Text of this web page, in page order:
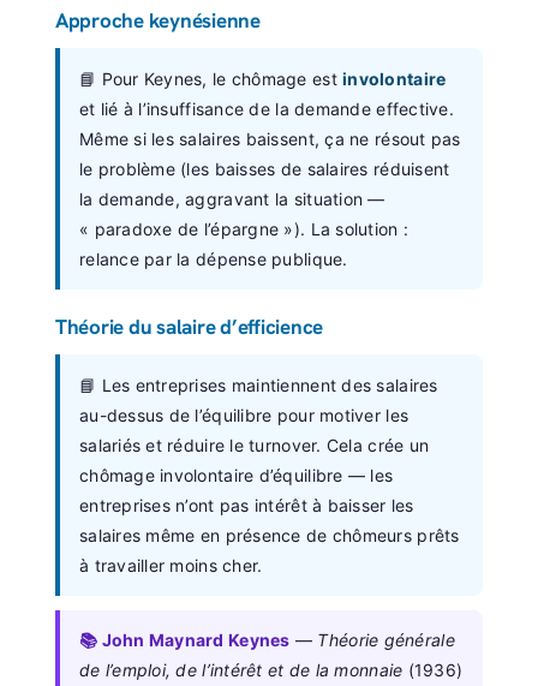
Approche keynésienne
📘 Pour Keynes, le chômage estinvolontaire
et lié à l’insuffisance de la demande effective.
Même si les salaires baissent, ça ne résout pas
le problème (les baisses de salaires réduisent
la demande, aggravant la situation —
« paradoxe de l’épargne »). La solution :
relance par la dépense publique.
Théorie du salaire d’efficience
📘 Les entreprises maintiennent des salaires
au-dessus de l’équilibre pour motiver les
salariés et réduire le turnover. Cela crée un
chômage involontaire d’équilibre — les
entreprises n’ont pas intérêt à baisser les
salaires même en présence de chômeurs prêts
à travailler moins cher.
📚 John Maynard Keynes — Théorie générale
de l’emploi, de l’intérêt et de la monnaie (1936)